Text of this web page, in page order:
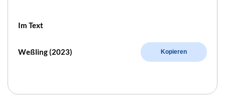
Im Text
Weßling (2023) Kopieren